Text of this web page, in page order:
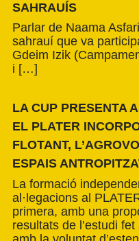
SAHRAUÍS
Parlar de Naama
sahrauí que va
Gdeim Izik
i […]
LA CUP PRESENTA
EL PLATER
FLOTANT,
ESPAIS
La formació
al·legacions al
primera, amb una
resultats de l’estudi